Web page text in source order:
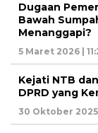
Dugaan
Bawah
Menanggapi?
5 Maret 2026 |
Kejati NTB
DPRD yang
30 Oktober 2025